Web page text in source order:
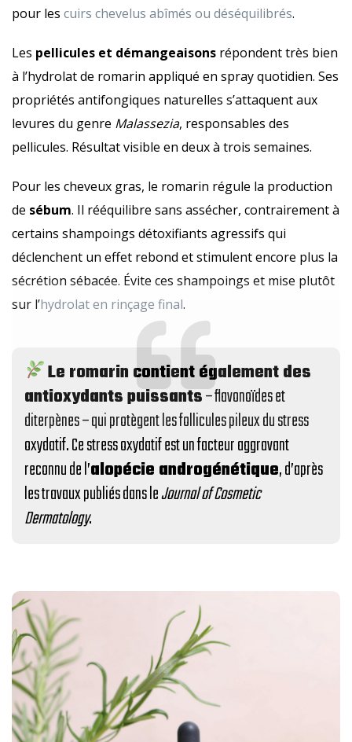
pour les cuirs chevelus abîmés ou déséquilibrés.
Les pellicules et démangeaisons répondent très bien
à l’hydrolat de romarin appliqué en spray quotidien. Ses
propriétés antifongiques naturelles s’attaquent aux
levures du genre Malassezia, responsables des
pellicules. Résultat visible en deux à trois semaines.
Pour les cheveux gras, le romarin régule la production
de sébum. Il rééquilibre sans assécher, contrairement à
certains shampoings détoxifiants agressifs qui
déclenchent un effet rebond et stimulent encore plus la
sécrétion sébacée. Évite ces shampoings et mise plutôt
sur l’hydrolat en rinçage final.
Le romarin contient également des
antioxydants puissants– flavonoïdes et
diterpènes – qui protègent les follicules pileux du stress
oxydatif. Ce stress oxydatif est un facteur aggravant
reconnu de l’alopécie androgénétique, d’après
les travaux publiés dans leJournal of Cosmetic
Dermatology.